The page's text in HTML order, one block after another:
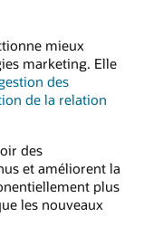
mieux
marketing. Elle
des
de la relation
des
et améliorent la
plus
les nouveaux